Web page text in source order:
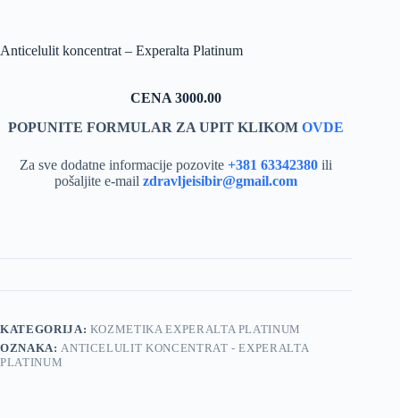
Anticelulit koncentrat – Experalta Platinum
CENA 3000.00
POPUNITE FORMULAR ZA UPIT KLIKOMOVDE
Za sve dodatne informacije pozovite+381 63342380 ili
pošaljite e-mailzdravljeisibir@gmail.com
KATEGORIJA: KOZMETIKA EXPERALTA PLATINUM
OZNAKA: ANTICELULIT KONCENTRAT - EXPERALTA
PLATINUM